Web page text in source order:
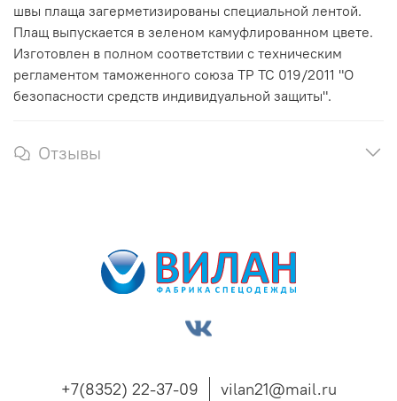
швы плаща загерметизированы специальной лентой.
Плащ выпускается в зеленом камуфлированном цвете.
Изготовлен в полном соответствии с техническим
регламентом таможенного союза ТР ТС 019/2011 "О
безопасности средств индивидуальной защиты".
Отзывы
+7(8352) 22-37-09
vilan21@mail.ru